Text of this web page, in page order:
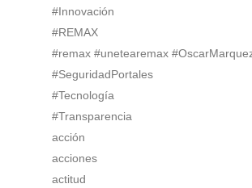
#Innovación
#REMAX
#remax #unetearemax
#SeguridadPortales
#Tecnología
#Transparencia
acción
acciones
actitud